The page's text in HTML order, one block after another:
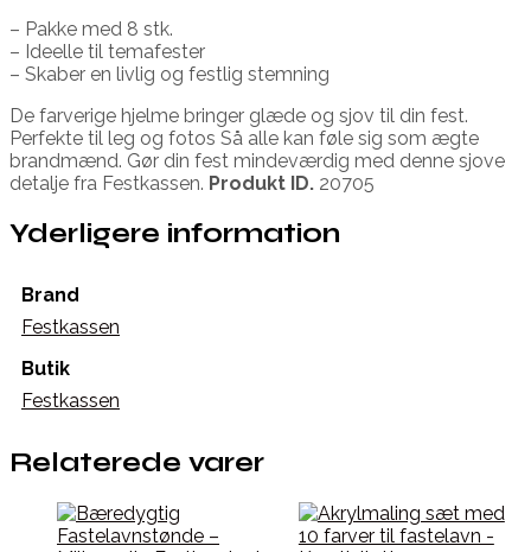
– Pakke med 8 stk.
– Ideelle til temafester
– Skaber en livlig og festlig stemning
De farverige hjelme bringer glæde og sjov til din fest.
Perfekte til leg og fotos Så alle kan føle sig som ægte
brandmænd. Gør din fest mindeværdig med denne sjove
detalje fra Festkassen. Produkt ID. 20705
Yderligere information
Brand
Festkassen
Butik
Festkassen
Relaterede varer